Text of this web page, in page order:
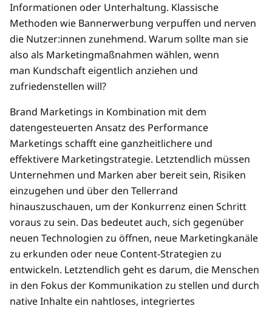
Informationen oder Unterhaltung. Klassische
Methoden wie Bannerwerbung verpuffen und nerven
die Nutzer:innen zunehmend. Warum sollte man sie
also als Marketingmaßnahmen wählen, wenn
man Kundschaft eigentlich anziehen und
zufriedenstellen will?
Brand Marketings in Kombination mit dem
datengesteuerten Ansatz des Performance
Marketings schafft eine ganzheitlichere und
effektivere Marketingstrategie. Letztendlich müssen
Unternehmen und Marken aber bereit sein, Risiken
einzugehen und über den Tellerrand
hinauszuschauen, um der Konkurrenz einen Schritt
voraus zu sein. Das bedeutet auch, sich gegenüber
neuen Technologien zu öffnen, neue Marketingkanäle
zu erkunden oder neue Content-Strategien zu
entwickeln. Letztendlich geht es darum, die Menschen
in den Fokus der Kommunikation zu stellen und durch
native Inhalte ein nahtloses, integriertes